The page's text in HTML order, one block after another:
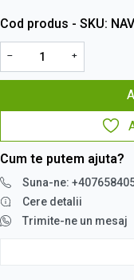
Cod produs - SKU
− +
Cum te putem ajuta?
Suna-ne:
Cere detalii
Trimite-ne un mesaj